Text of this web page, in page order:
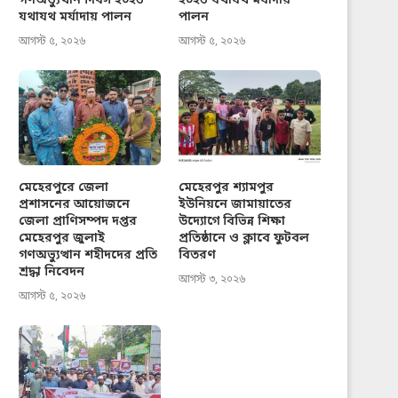
যথাযথ মর্যাদায় পালন
আগস্ট ৫, ২০২৬
পালন
আগস্ট ৫, ২০২৬
মেহেরপুরে জেলা
প্রশাসনের আয়োজনে
জেলা প্রাণিসম্পদ দপ্তর
মেহেরপুর জুলাই
গণঅভ্যুত্থান শহীদদের প্রতি
শ্রদ্ধা নিবেদন
আগস্ট ৫, ২০২৬
মেহেরপুর শ্যামপুর
ইউনিয়নে জামায়াতের
উদ্যোগে বিভিন্ন শিক্ষা
প্রতিষ্ঠানে ও ক্লাবে ফুটবল
বিতরণ
আগস্ট ৩, ২০২৬